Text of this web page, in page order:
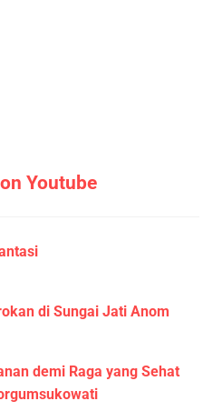
Youtube
di Sungai Jati Anom
demi Raga yang Sehat